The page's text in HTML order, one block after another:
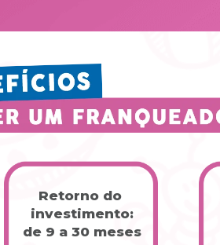
Retorno do
investimento:
de 9 a 30 meses